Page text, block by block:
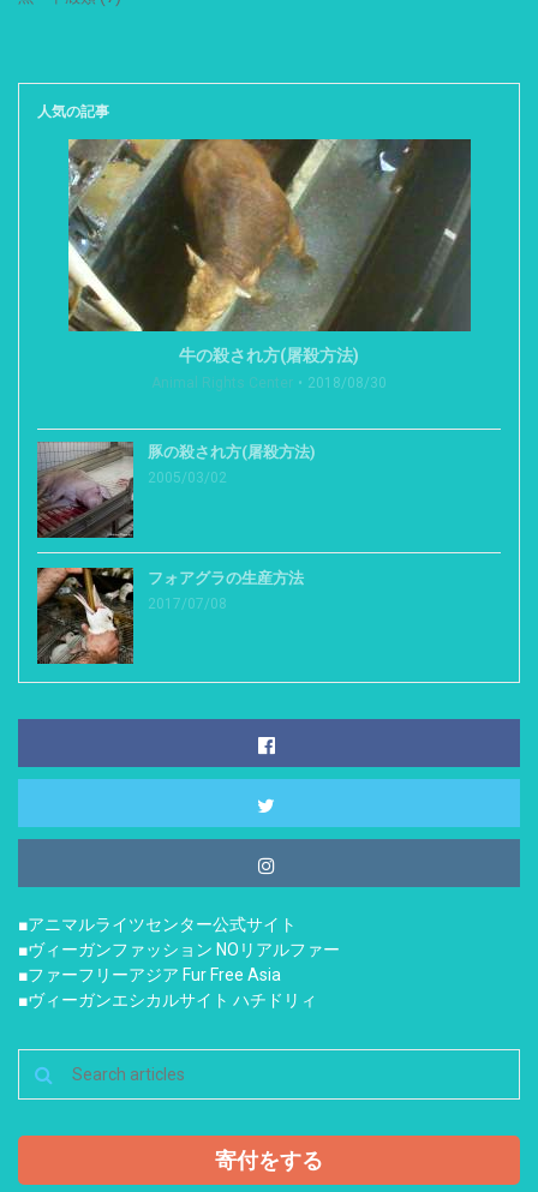
人気の記事
牛の殺され方(屠殺方法)
Animal Rights Center 2018/08/30
豚の殺され方(屠殺方法)
2005/03/02
フォアグラの生産方法
2017/07/08
■アニマルライツセンター公式サイト
■ヴィーガンファッション NOリアルファー
■ファーフリーアジア Fur Free Asia
■ヴィーガンエシカルサイト ハチドリィ
寄付をする